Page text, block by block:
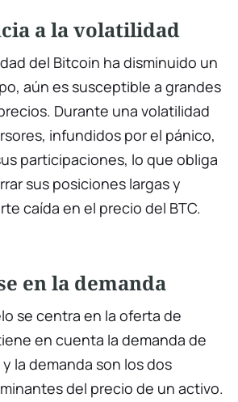
a la volatilidad
del Bitcoin ha disminuido un
aún es susceptible a grandes
Durante una volatilidad
infundidos por el pánico,
participaciones, lo que obliga
sus posiciones largas y
caída en el precio del BTC.
en la demanda
se centra en la oferta de
en cuenta la demanda de
la demanda son los dos
del precio de un activo.